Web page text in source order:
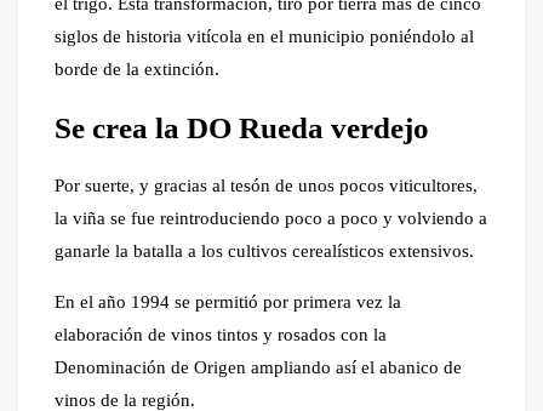
el trigo. Esta transformación, tiró por tierra más de cinco
siglos de historia vitícola en el municipio poniéndolo al
borde de la extinción.
Se crea la DO Rueda verdejo
Por suerte, y gracias al tesón de unos pocos viticultores,
la viña se fue reintroduciendo poco a poco y volviendo a
ganarle la batalla a los cultivos cerealísticos extensivos.
En el año 1994 se permitió por primera vez la
elaboración de vinos tintos y rosados con la
Denominación de Origen ampliando así el abanico de
vinos de la región.